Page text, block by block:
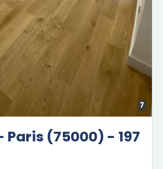
7
(75000) - 197